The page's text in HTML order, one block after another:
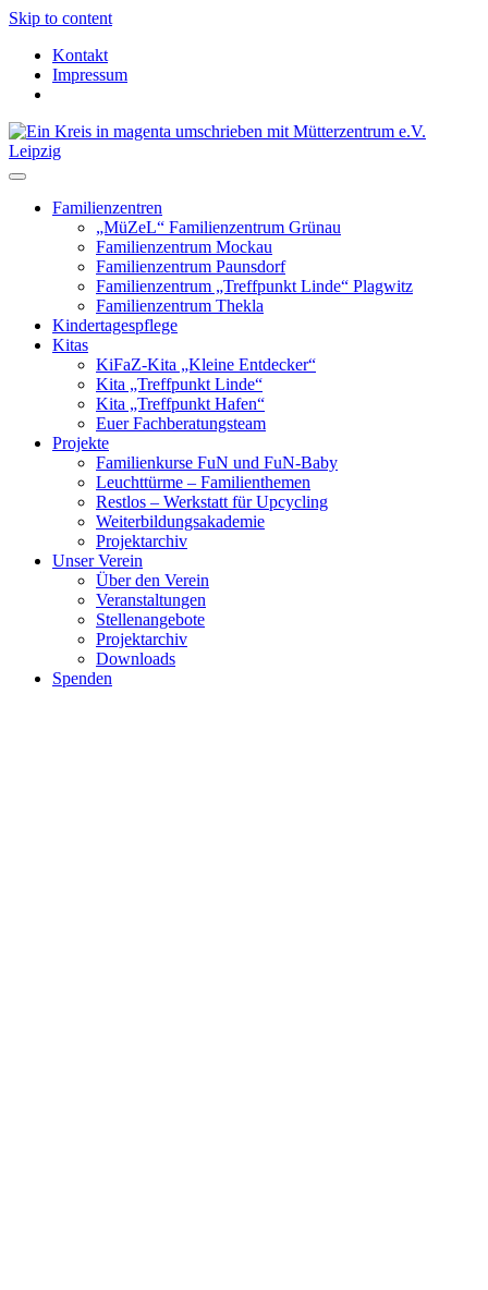
Skip to content
Kontakt
Impressum
Familienzentren
„MüZeL“ Familienzentrum Grünau
Familienzentrum Mockau
Familienzentrum Paunsdorf
Familienzentrum „Treffpunkt Linde“ Plagwitz
Familienzentrum Thekla
Kindertagespflege
Kitas
KiFaZ-Kita „Kleine Entdecker“
Kita „Treffpunkt Linde“
Kita „Treffpunkt Hafen“
Euer Fachberatungsteam
Projekte
Familienkurse FuN und FuN-Baby
Leuchttürme – Familienthemen
Restlos – Werkstatt für Upcycling
Weiterbildungsakademie
Projektarchiv
Unser Verein
Über den Verein
Veranstaltungen
Stellenangebote
Projektarchiv
Downloads
Spenden